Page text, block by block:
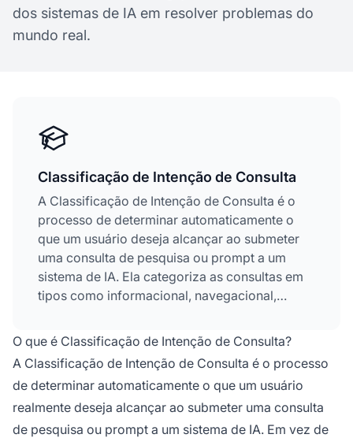
dos sistemas de IA em resolver problemas do
mundo real.
Classificação de Intenção de Consulta
A Classificação de Intenção de Consulta é o
processo de determinar automaticamente o
que um usuário deseja alcançar ao submeter
uma consulta de pesquisa ou prompt a um
sistema de IA. Ela categoriza as consultas em
tipos como informacional, navegacional,
sistemas de IA entreguem respostas mais
relevantes e adequadas ao contexto. Essa
compreensão semântica é fundamental em
motores de busca de IA modernos e
plataformas de IA conversacional. Uma
classificação precisa da intenção impacta
O que é Classificação de Intenção de Consulta?
A Classificação de Intenção de Consulta é o processo
de determinar automaticamente o que um usuário
realmente deseja alcançar ao submeter uma consulta
de pesquisa ou prompt a um sistema de IA. Em vez de